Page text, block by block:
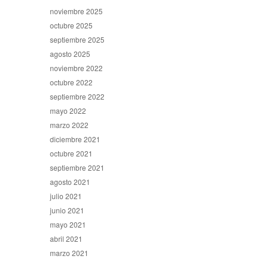
noviembre 2025
octubre 2025
septiembre 2025
agosto 2025
noviembre 2022
octubre 2022
septiembre 2022
mayo 2022
marzo 2022
diciembre 2021
octubre 2021
septiembre 2021
agosto 2021
julio 2021
junio 2021
mayo 2021
abril 2021
marzo 2021